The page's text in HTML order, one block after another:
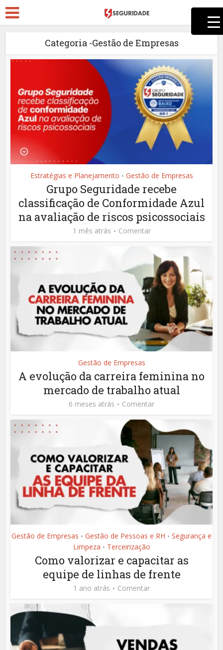
Categoria -Gestão de Empresas
Estratégias e Planejamento • Gestão de Empresas
Grupo Seguridade recebe
classificação de Conformidade Azul
na avaliação de riscos psicossociais
1 mês atrás Comentar
Gestão de Empresas
A evolução da carreira feminina no
mercado de trabalho atual
6 meses atrás Comentar
Gestão de Empresas • Gestão de Pessoas e RH • Segurança e
Limpeza • Terceirização
Como valorizar e capacitar as
equipe de linhas de frente
1 ano atrás Comentar